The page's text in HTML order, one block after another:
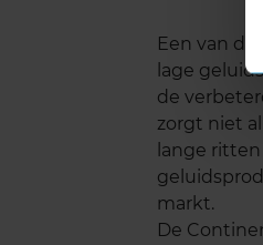
Een van de
lage
de
zorgt niet
lange
markt.
De